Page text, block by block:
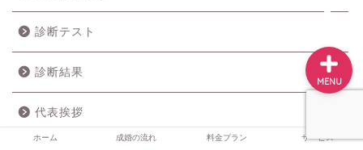
診断テスト
診断結果
代表挨拶
ホーム 成婚の流れ 料金プラン サービス
MENU